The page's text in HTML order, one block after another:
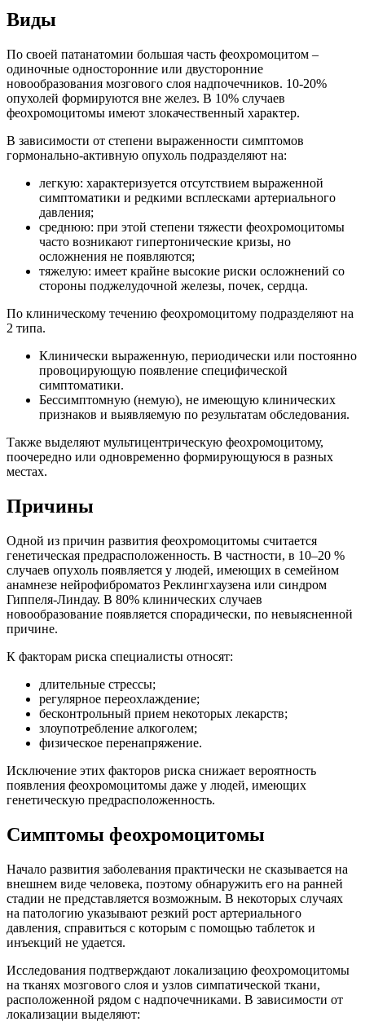
Виды
По своей патанатомии большая часть феохромоцитом –
одиночные односторонние или двусторонние
новообразования мозгового слоя надпочечников. 10-20%
опухолей формируются вне желез. В 10% случаев
феохромоцитомы имеют злокачественный характер.
В зависимости от степени выраженности симптомов
гормонально-активную опухоль подразделяют на:
легкую: характеризуется отсутствием выраженной
симптоматики и редкими всплесками артериального
давления;
среднюю: при этой степени тяжести феохромоцитомы
часто возникают гипертонические кризы, но
осложнения не появляются;
тяжелую: имеет крайне высокие риски осложнений со
стороны поджелудочной железы, почек, сердца.
По клиническому течению феохромоцитому подразделяют на
2 типа.
Клинически выраженную, периодически или постоянно
провоцирующую появление специфической
симптоматики.
Бессимптомную (немую), не имеющую клинических
признаков и выявляемую по результатам обследования.
Также выделяют мультицентрическую феохромоцитому,
поочередно или одновременно формирующуюся в разных
местах.
Причины
Одной из причин развития феохромоцитомы считается
генетическая предрасположенность. В частности, в 10–20 %
случаев опухоль появляется у людей, имеющих в семейном
анамнезе нейрофиброматоз Реклингхаузена или синдром
Гиппеля-Линдау. В 80% клинических случаев
новообразование появляется спорадически, по невыясненной
причине.
К факторам риска специалисты относят:
длительные стрессы;
регулярное переохлаждение;
бесконтрольный прием некоторых лекарств;
злоупотребление алкоголем;
физическое перенапряжение.
Исключение этих факторов риска снижает вероятность
появления феохромоцитомы даже у людей, имеющих
генетическую предрасположенность.
Симптомы феохромоцитомы
Начало развития заболевания практически не сказывается на
внешнем виде человека, поэтому обнаружить его на ранней
стадии не представляется возможным. В некоторых случаях
на патологию указывают резкий рост артериального
давления, справиться с которым с помощью таблеток и
инъекций не удается.
Исследования подтверждают локализацию феохромоцитомы
на тканях мозгового слоя и узлов симпатической ткани,
расположенной рядом с надпочечниками. В зависимости от
локализации выделяют: